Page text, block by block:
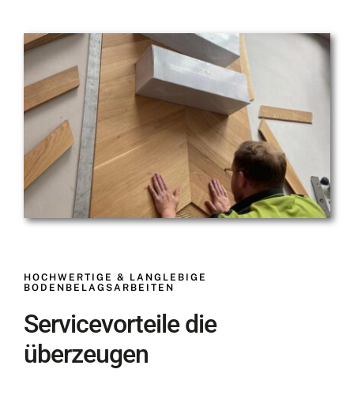
HOCHWERTIGE & LANGLEBIGE
BODENBELAGSARBEITEN
Servicevorteile die
überzeugen